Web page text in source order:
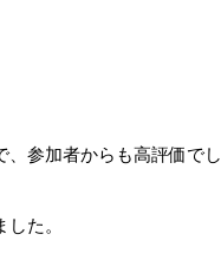
、参加者からも高評価でし
た。